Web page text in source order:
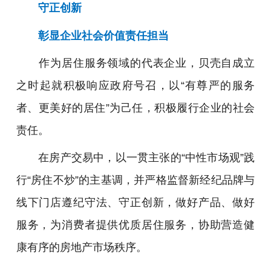
守正创新
彰显企业社会价值责任担当
作为居住服务领域的代表企业，贝壳自成立
之时起就积极响应政府号召，以“有尊严的服务
者、更美好的居住”为己任，积极履行企业的社会
责任。
在房产交易中，以一贯主张的“中性市场观”践
行“房住不炒”的主基调，并严格监督新经纪品牌与
线下门店遵纪守法、守正创新，做好产品、做好
服务，为消费者提供优质居住服务，协助营造健
康有序的房地产市场秩序。